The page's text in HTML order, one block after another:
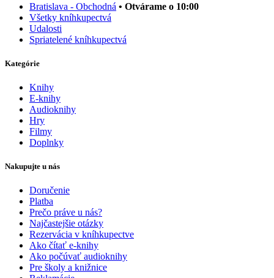
Bratislava - Obchodná • Otvárame o 10:00
Všetky kníhkupectvá
Udalosti
Spriatelené kníhkupectvá
Kategórie
Knihy
E-knihy
Audioknihy
Hry
Filmy
Doplnky
Nakupujte u nás
Doručenie
Platba
Prečo práve u nás?
Najčastejšie otázky
Rezervácia v kníhkupectve
Ako čítať e-knihy
Ako počúvať audioknihy
Pre školy a knižnice